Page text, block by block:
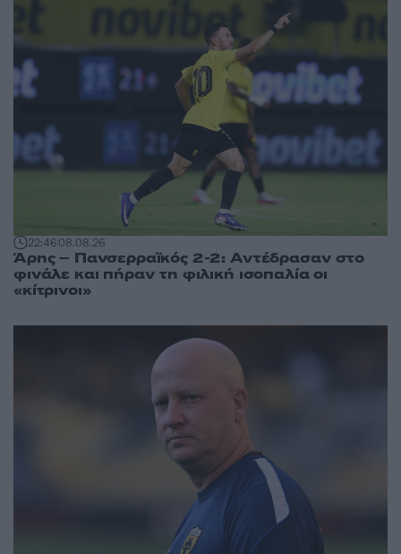
22:4608.08.26
Άρης – Πανσερραϊκός 2-2: Αντέδρασαν στο
φινάλε και πήραν τη φιλική ισοπαλία οι
«κίτρινοι»